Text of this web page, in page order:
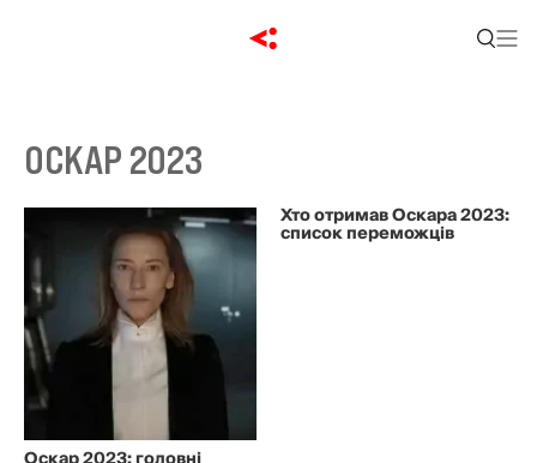
ОСКАР 2023
Хто отримав Оскара 2023:
список переможців